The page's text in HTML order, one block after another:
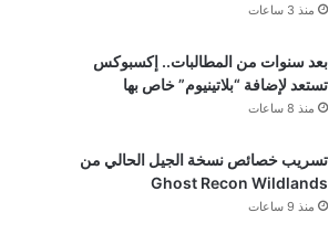
منذ 3 ساعات
بعد سنوات من المطالبات.. إكسبوكس
تستعد لإضافة “بلاتينيوم” خاص بها
منذ 8 ساعات
تسريب خصائص نسخة الجيل الحالي من
Ghost Recon Wildlands
منذ 9 ساعات